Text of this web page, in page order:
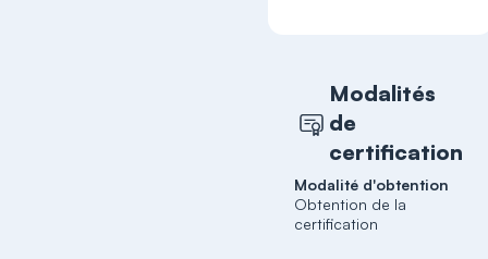
Modalités
de
certification
Modalité d'obtention
Obtention de la
certification